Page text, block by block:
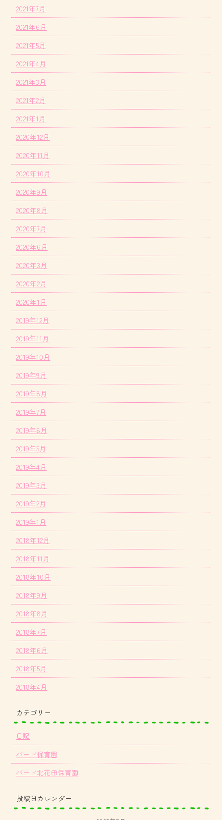
2021年7月
2021年6月
2021年5月
2021年4月
2021年3月
2021年2月
2021年1月
2020年12月
2020年11月
2020年10月
2020年9月
2020年8月
2020年7月
2020年6月
2020年3月
2020年2月
2020年1月
2019年12月
2019年11月
2019年10月
2019年9月
2019年8月
2019年7月
2019年6月
2019年5月
2019年4月
2019年3月
2019年2月
2019年1月
2018年12月
2018年11月
2018年10月
2018年9月
2018年8月
2018年7月
2018年6月
2018年5月
2018年4月
カテゴリー
日記
バード保育園
バード北花田保育園
投稿日カレンダー